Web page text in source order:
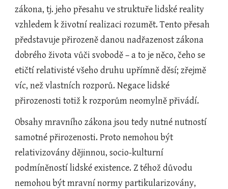
zákona, tj. jeho přesahu ve struktuře lidské reality
vzhledem k životní realizaci rozumět. Tento přesah
představuje přirozeně danou nadřazenost zákona
dobrého života vůči svobodě – a to je něco, čeho se
etičtí relativisté všeho druhu upřímně děsí; zřejmě
víc, než vlastních rozporů. Negace lidské
přirozenosti totiž k rozporům neomylně přivádí.
Obsahy mravního zákona jsou tedy nutné nutností
samotné přirozenosti. Proto nemohou být
relativizovány dějinnou, socio-kulturní
podmíněností lidské existence. Z téhož důvodu
nemohou být mravní normy partikularizovány,